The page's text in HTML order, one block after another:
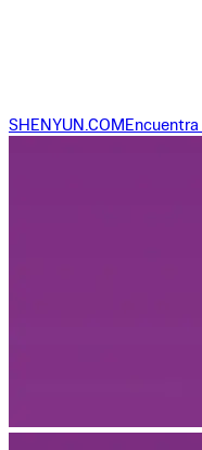
SHENYUN.COM